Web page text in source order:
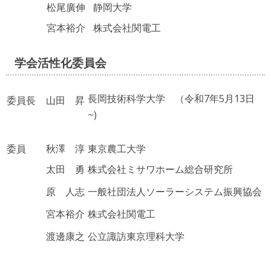
松尾廣伸
静岡大学
宮本裕介
株式会社関電工
学会活性化委員会
委員長 山田 昇 長岡技術科学大学 （令和7年5月13日
~)
委員 秋澤 淳 東京農工大学
太田 勇 株式会社ミサワホーム総合研究所
原 人志 一般社団法人ソーラーシステム振興協会
宮本裕介 株式会社関電工
渡邊康之 公立諏訪東京理科大学